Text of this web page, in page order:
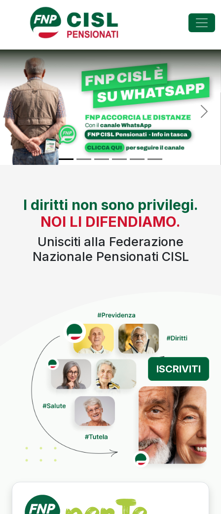
FNP - Federazione
Previous Next
I diritti non sono privilegi.
NOI LI DIFENDIAMO.
Unisciti alla Federazione
Nazionale Pensionati CISL
ISCRIVITI